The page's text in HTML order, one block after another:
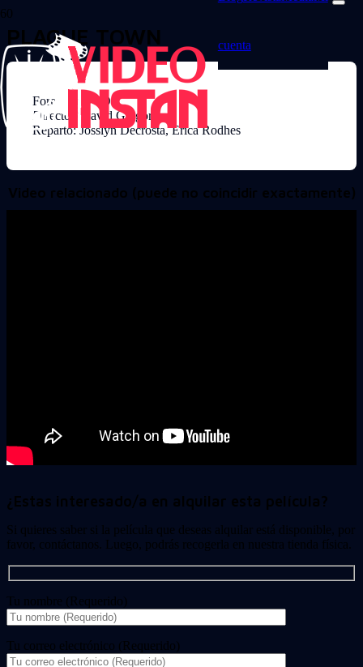
cuenta
PLAGUE TOWN
Formato: DVD
Director: David Gregory
Reparto: Josslyn Decrosta, Erica Rodhes
Video relacionado (puede no coincidir exactamente)
¿Estas interesado/a en alquilar esta película?
Si quieres saber si la película que deseas alquilar está disponible, por
favor, contáctanos. Luego, podrás recogerla en nuestra tienda física.
Tu nombre (Requerido)
Tu correo electrónico (Requerido)